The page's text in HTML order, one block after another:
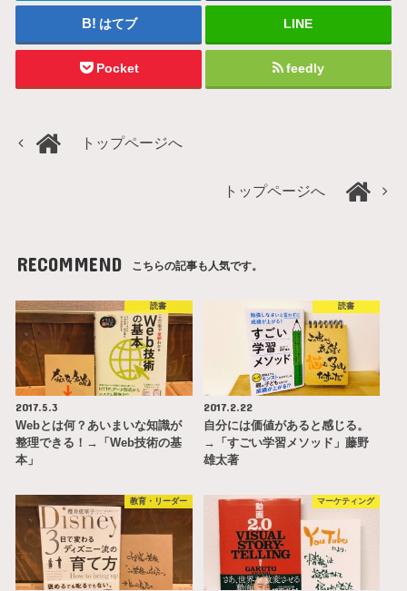
はてブ LINE
Pocket feedly
トップページへ
トップページへ
RECOMMEND こちらの記事も人気です。
読書
2017.5.3
Webとは何？あいまいな知識が
整理できる！→「Web技術の基
本」
読書
2017.2.22
自分には価値があると感じる。
→「すごい学習メソッド」藤野
雄太著
教育・リーダー マーケティング